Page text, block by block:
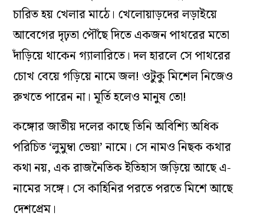
চারিত হয় খেলার মাঠে। খেলোয়াড়দের লড়াইয়ে
আবেগের দৃঢ়তা পৌঁছে দিতে একজন পাথরের মতো
দাঁড়িয়ে থাকেন গ্যালারিতে। দল হারলে সে পাথরের
চোখ বেয়ে গড়িয়ে নামে জল! ওটুকু মিশেল নিজেও
রুখতে পারেন না। মূর্তি হলেও মানুষ তো!
কঙ্গোর জাতীয় দলের কাছে তিনি অবিশ্যি অধিক
পরিচিত ‘লুমুম্বা ভেয়া’ নামে। সে নামও নিছক কথার
কথা নয়, এক রাজনৈতিক ইতিহাস জড়িয়ে আছে এ-
নামের সঙ্গে। সে কাহিনির পরতে পরতে মিশে আছে
দেশপ্রেম।